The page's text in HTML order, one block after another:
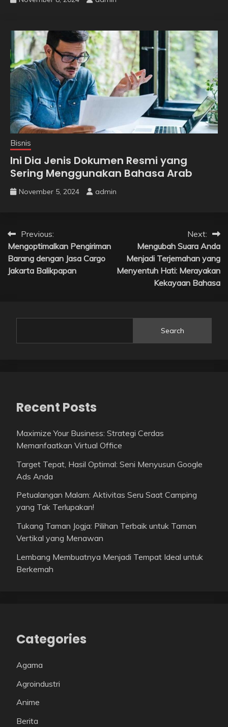
Bisnis
Ini Dia Jenis Dokumen Resmi yang
Sering Menggunakan Bahasa Arab
November 5, 2024 admin
Post
navigation
Previous:
Mengoptimalkan Pengiriman
Barang dengan Jasa Cargo
Jakarta Balikpapan
Next:
Mengubah Suara Anda
Menjadi Terjemahan yang
Menyentuh Hati: Merayakan
Kekayaan Bahasa
Search
Recent Posts
Maximize Your Business: Strategi Cerdas
Memanfaatkan Virtual Office
Target Tepat, Hasil Optimal: Seni Menyusun Google
Ads Anda
Petualangan Malam: Aktivitas Seru Saat Camping
yang Tak Terlupakan!
Tukang Taman Jogja: Pilihan Terbaik untuk Taman
Vertikal yang Menawan
Lembang Membuatnya Menjadi Tempat Ideal untuk
Berkemah
Categories
Agama
Agroindustri
Anime
Berita